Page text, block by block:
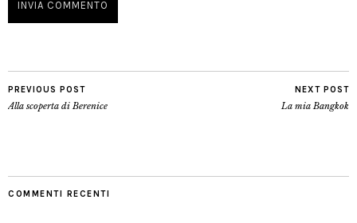
PREVIOUS POST
Alla scoperta di Berenice
NEXT POST
La mia Bangkok
COMMENTI RECENTI